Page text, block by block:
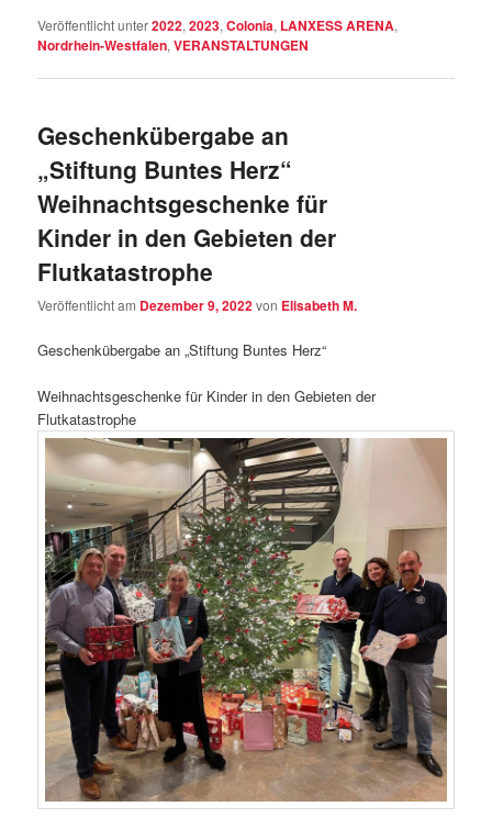
Veröffentlicht unter2022,2023,Colonia, LANXESS ARENA,
Nordrhein-Westfalen,VERANSTALTUNGEN
Geschenkübergabe an
„Stiftung Buntes Herz“
Weihnachtsgeschenke für
Kinder in den Gebieten der
Flutkatastrophe
Veröffentlicht am Dezember 9, 2022von Elisabeth M.
Geschenkübergabe an „Stiftung Buntes Herz“
Weihnachtsgeschenke für Kinder in den Gebieten der
Flutkatastrophe